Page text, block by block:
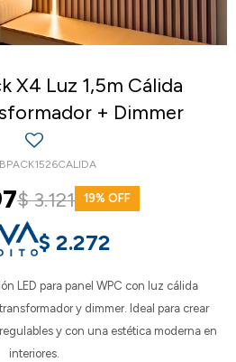
X4 Luz 1,5m Cálida
+ Dimmer
$3.121 19
$ 2.272
LED para panel WPC con luz cálida
y dimmer. Ideal para crear
y con una estética moderna en
interiores.